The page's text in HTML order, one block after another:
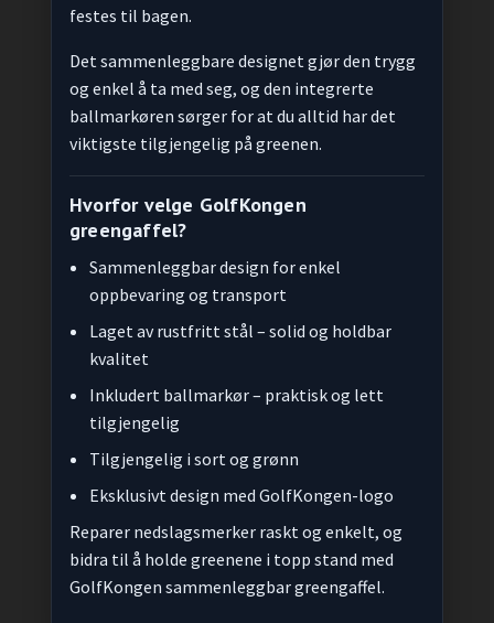
festes til bagen.
Det sammenleggbare designet gjør den trygg
og enkel å ta med seg, og den integrerte
ballmarkøren sørger for at du alltid har det
viktigste tilgjengelig på greenen.
Hvorfor velge GolfKongen
greengaffel?
Sammenleggbar design for enkel
oppbevaring og transport
Laget av rustfritt stål – solid og holdbar
kvalitet
Inkludert ballmarkør – praktisk og lett
tilgjengelig
Tilgjengelig i sort og grønn
Eksklusivt design med GolfKongen-logo
Reparer nedslagsmerker raskt og enkelt, og
bidra til å holde greenene i topp stand med
GolfKongen sammenleggbar greengaffel.